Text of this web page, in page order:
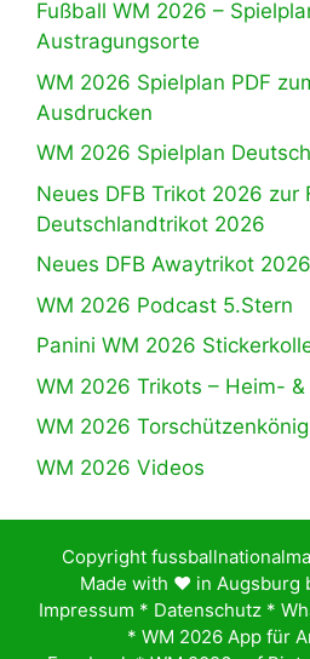
Fußball WM 2026 –
Austragungsorte
WM 2026 Spielplan PDF
Ausdrucken
WM 2026 Spielplan
Neues DFB Trikot 2026 zur
Deutschlandtrikot 2026
Neues DFB Awaytrikot 2026
WM 2026 Podcast 5.Stern
Panini WM 2026
WM 2026 Trikots – Heim-
WM 2026
WM 2026 Videos
Copyright
Made with ♥️ in Augsburg
Impressum * Datenschutz *
* WM 2026 App für